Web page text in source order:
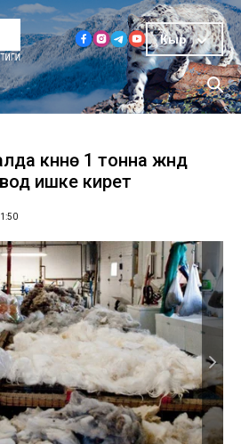
Кыр
күнүнө 1 тонна жүндү
ишке кирет